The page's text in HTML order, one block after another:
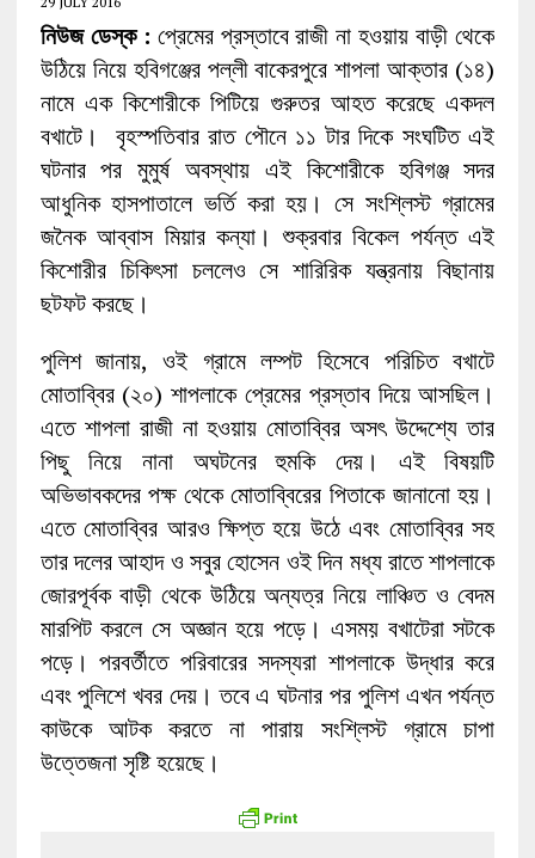
নিউজ ডেস্ক : প্রেমের প্রস্তাবে রাজী না হওয়ায় বাড়ী থেকে
উঠিয়ে নিয়ে হবিগঞ্জের পল্লী বাকেরপুরে শাপলা আক্তার (১৪)
নামে এক কিশোরীকে পিটিয়ে গুরুতর আহত করেছে একদল
বখাটে। বৃহস্পতিবার রাত পৌনে ১১ টার দিকে সংঘটিত এই
ঘটনার পর মুমুর্ষ অবস্থায় এই কিশোরীকে হবিগঞ্জ সদর
আধুনিক হাসপাতালে ভর্তি করা হয়। সে সংশ্লিস্ট গ্রামের
জনৈক আব্বাস মিয়ার কন্যা। শুক্রবার বিকেল পর্যন্ত এই
কিশোরীর চিকিৎসা চললেও সে শারিরিক যন্ত্রনায় বিছানায়
ছটফট করছে।
পুলিশ জানায়, ওই গ্রামে লম্পট হিসেবে পরিচিত বখাটে
মোতাব্বির (২০) শাপলাকে প্রেমের প্রস্তাব দিয়ে আসছিল।
এতে শাপলা রাজী না হওয়ায় মোতাব্বির অসৎ উদ্দেশ্যে তার
পিছু নিয়ে নানা অঘটনের হুমকি দেয়। এই বিষয়টি
অভিভাবকদের পক্ষ থেকে মোতাব্বিরের পিতাকে জানানো হয়।
এতে মোতাব্বির আরও ক্ষিপ্ত হয়ে উঠে এবং মোতাব্বির সহ
তার দলের আহাদ ও সবুর হোসেন ওই দিন মধ্য রাতে শাপলাকে
জোরপূর্বক বাড়ী থেকে উঠিয়ে অন্যত্র নিয়ে লাঞ্চিত ও বেদম
মারপিট করলে সে অজ্ঞান হয়ে পড়ে। এসময় বখাটেরা সটকে
পড়ে। পরবর্তীতে পরিবারের সদস্যরা শাপলাকে উদ্ধার করে
এবং পুলিশে খবর দেয়। তবে এ ঘটনার পর পুলিশ এখন পর্যন্ত
কাউকে আটক করতে না পারায় সংশ্লিস্ট গ্রামে চাপা
উত্তেজনা সৃষ্টি হয়েছে।